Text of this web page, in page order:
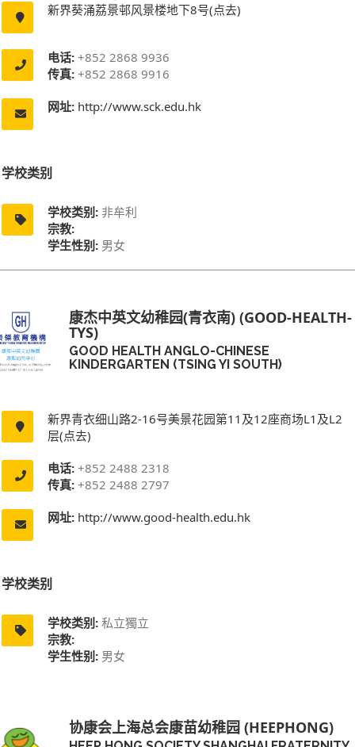
新界葵涌荔景邨风景楼地下8号(点去)
电话: +852 2868 9936
传真: +852 2868 9916
网址: http://www.sck.edu.hk
学校类别
学校类别: 非牟利
宗教:
学生性别: 男女
康杰中英文幼稚园(青衣南) (GOOD-HEALTH-
TYS)
GOOD HEALTH ANGLO-CHINESE
KINDERGARTEN (TSING YI SOUTH)
新界青衣细山路2-16号美景花园第11及12座商场L1及L2
层(点去)
电话: +852 2488 2318
传真: +852 2488 2797
网址: http://www.good-health.edu.hk
学校类别
学校类别: 私立獨立
宗教:
学生性别: 男女
协康会上海总会康苗幼稚园 (HEEPHONG)